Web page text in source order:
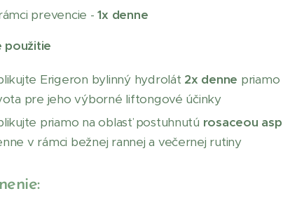
prevencie -1x denne
použitie
Erigeron bylinný hydrolát 2x denne
pre jeho výborné liftongové účinky
priamo na oblasť postuhnutú rosaceou
v rámci bežnej rannej a večernej rutiny